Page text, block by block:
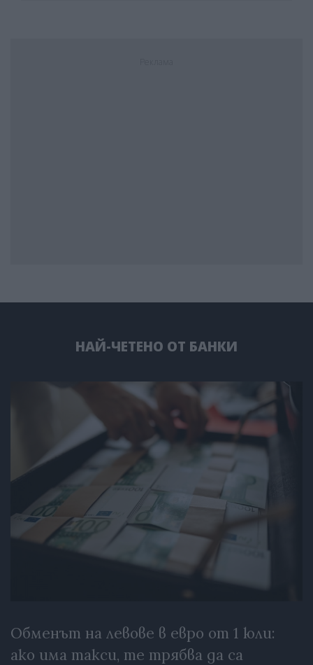
НАЙ-ЧЕТЕНО ОТ БАНКИ
Обменът на левове в евро от 1 юли:
ако има такси, те трябва да са